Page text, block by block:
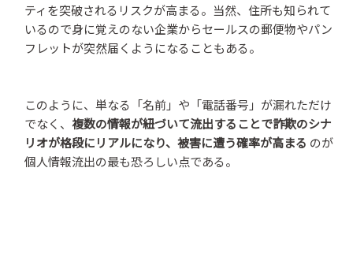
ティを突破されるリスクが高まる。当然、住所も知られて
いるので身に覚えのない企業からセールスの郵便物やパン
フレットが突然届くようになることもある。
このように、単なる「名前」や「電話番号」が漏れただけ
でなく、 複数の情報が紐づいて流出することで詐欺のシナ
リオが格段にリアルになり、被害に遭う確率が高まる のが
個人情報流出の最も恐ろしい点である。